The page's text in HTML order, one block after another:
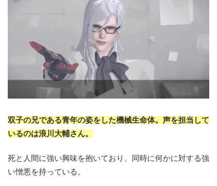
双子の兄である青年の姿をした機械生命体。声を担当して
いるのは浪川大輔さん。
死と人間に強い興味を抱いており、同時に何かに対する強
い憎悪を持っている。